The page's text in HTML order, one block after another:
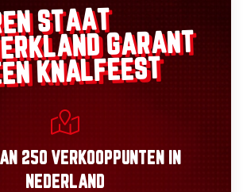
STAAT
GARANT
KNALFEEST
250 VERKOOPPUNTEN
IN
NEDERLAND